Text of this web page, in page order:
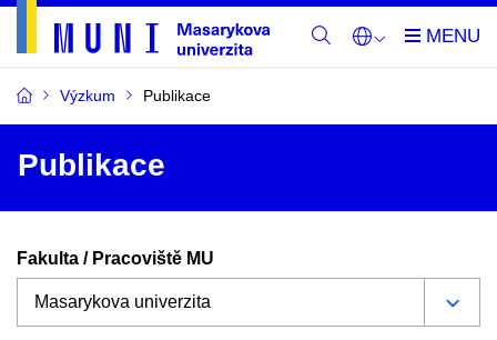
Výzkum Publikace
Publikace
Fakulta / Pracoviště MU